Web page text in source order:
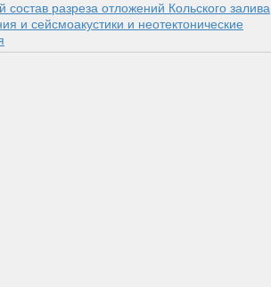
состав разреза отложений Кольского залива
и сейсмоакустики и неотектонические